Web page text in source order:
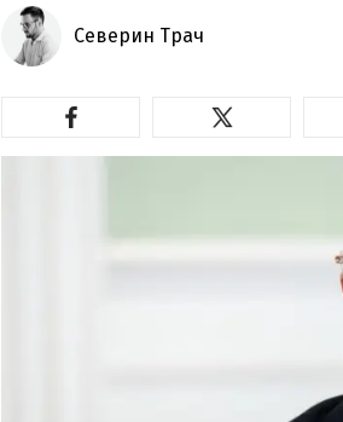
Северин Трач